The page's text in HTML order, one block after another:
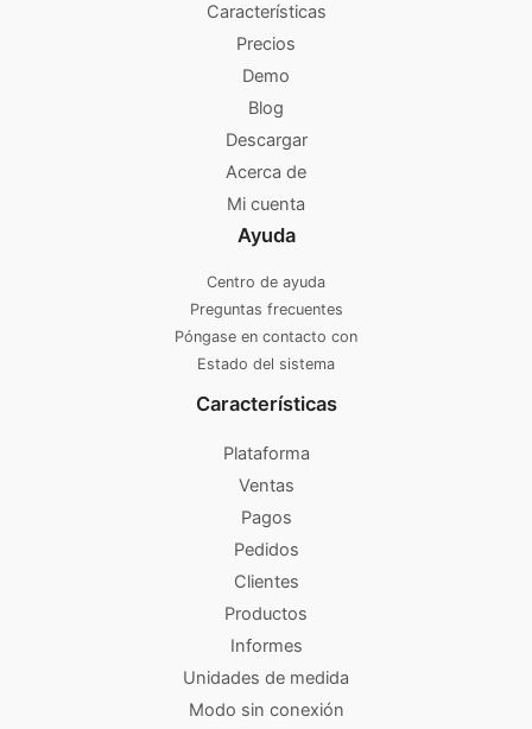
Características
Precios
Demo
Blog
Descargar
Acerca de
Mi cuenta
Ayuda
Centro de ayuda
Preguntas frecuentes
Póngase en contacto con
Estado del sistema
Características
Plataforma
Ventas
Pagos
Pedidos
Clientes
Productos
Informes
Unidades de medida
Modo sin conexión